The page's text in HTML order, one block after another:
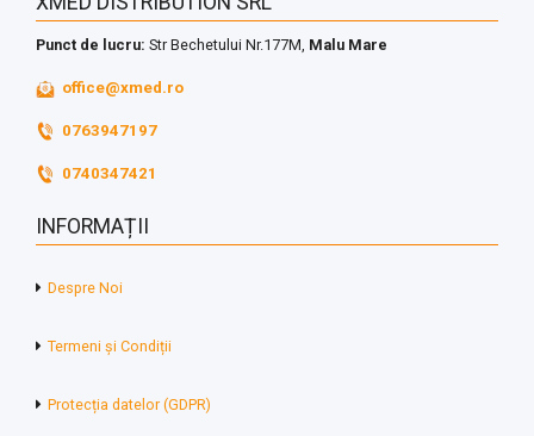
Punct de lucru: Str Bechetului Nr.177M, Malu Mare
office@xmed.ro
0763947197
0740347421
INFORMAȚII
Despre Noi
Termeni și Condiții
Protecția datelor (GDPR)